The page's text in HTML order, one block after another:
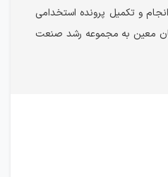
و تکمیل پرونده استخدامی
معین به مجموعه رشد صنعت